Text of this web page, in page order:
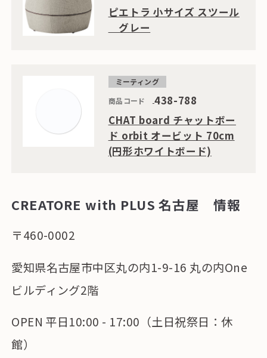
ピエトラ 小サイズ スツール
グレー
ミーティング
商品コード
438-788
CHAT board チャットボー
ド orbit オービット 70cm
(円形ホワイトボード)
CREATORE with PLUS 名古屋 情報
〒460-0002
愛知県名古屋市中区丸の内1-9-16 丸の内One
ビルディング2階
OPEN 平日10:00 - 17:00（土日祝祭日：休
館）